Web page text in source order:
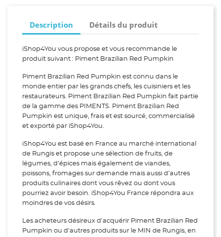
Description Détails du produit
iShop4You vous propose et vous recommande le
produit suivant : Piment Brazilian Red Pumpkin
Piment Brazilian Red Pumpkin est connu dans le
monde entier par les grands chefs, les cuisiniers et les
restaurateurs. Piment Brazilian Red Pumpkin fait partie
de la gamme des PIMENTS. Piment Brazilian Red
Pumpkin est unique, frais et est sourcé, commercialisé
et exporté par iShop4You.
iShop4You est basé en France au marché international
de Rungis et propose une sélection de fruits, de
légumes, d’épices mais également de viandes,
poissons, fromages sur demande mais aussi d’autres
produits culinaires dont vous rêvez ou dont vous
pourriez avoir besoin. iShop4You France répondra aux
moindres de vos désirs.
Les acheteurs désireux d'acquérir Piment Brazilian Red
Pumpkin ou d’autres produits sur le MIN de Rungis, en